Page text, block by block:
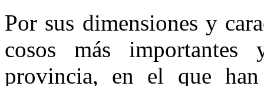
Por sus dimensiones y
cosos más
provincia, en el que